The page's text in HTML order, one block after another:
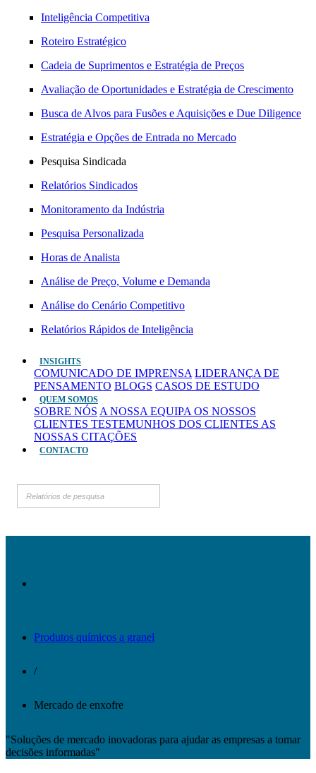
Inteligência Competitiva
Roteiro Estratégico
Cadeia de Suprimentos e Estratégia de Preços
Avaliação de Oportunidades e Estratégia de Crescimento
Busca de Alvos para Fusões e Aquisições e Due Diligence
Estratégia e Opções de Entrada no Mercado
Pesquisa Sindicada
Relatórios Sindicados
Monitoramento da Indústria
Pesquisa Personalizada
Horas de Analista
Análise de Preço, Volume e Demanda
Análise do Cenário Competitivo
Relatórios Rápidos de Inteligência
INSIGHTS
COMUNICADO DE IMPRENSA LIDERANÇA DE
PENSAMENTO BLOGS CASOS DE ESTUDO
QUEM SOMOS
SOBRE NÓS A NOSSA EQUIPA OS NOSSOS
CLIENTES TESTEMUNHOS DOS CLIENTES AS
NOSSAS CITAÇÕES
CONTACTO
Produtos químicos a granel
/
Mercado de enxofre
"Soluções de mercado inovadoras para ajudar as empresas a tomar
decisões informadas"